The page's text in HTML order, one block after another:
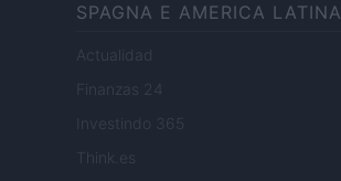
SPAGNA E AMERICA LATINA
Actualidad
Finanzas 24
Investindo 365
Think.es